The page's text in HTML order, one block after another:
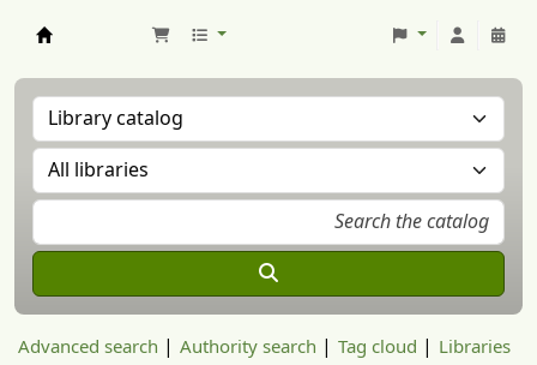
Advanced search Authority search Tag cloud Libraries